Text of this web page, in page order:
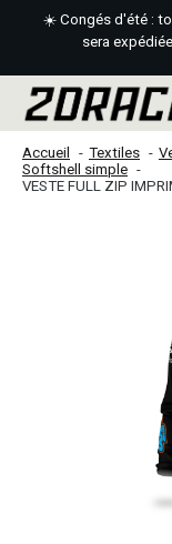
☀️ Congés d'été :
sera
Accueil Textiles
Softshell simple
VESTE FULL ZIP